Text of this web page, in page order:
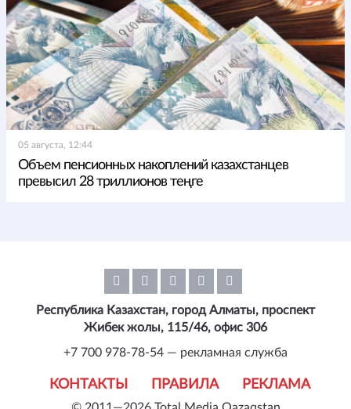
05 августа, 12:44
Объем пенсионных накоплений казахстанцев
превысил 28 триллионов теңге
КОНТАКТЫ ПРАВИЛА РЕКЛАМА
Республика Казахстан, город Алматы, проспект
Жибек жолы, 115/46, офис 306
+7 700 978-78-54 — рекламная служба